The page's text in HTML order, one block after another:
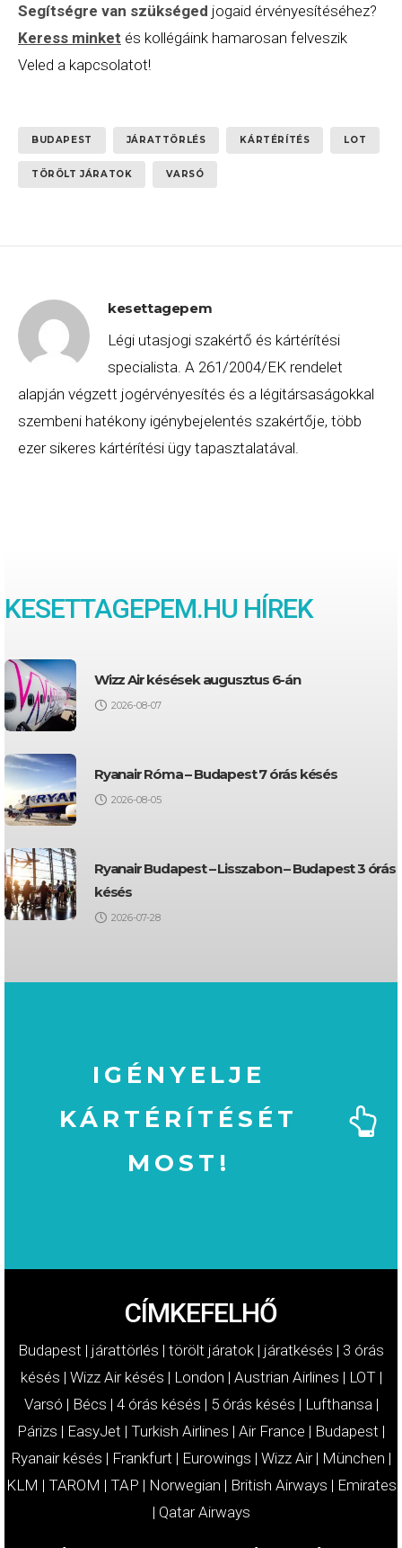
Segítségre van szükséged jogaid érvényesítéséhez?
Keress minket és kollégáink hamarosan felveszik
Veled a kapcsolatot!
BUDAPEST JÁRATTÖRLÉS KÁRTÉRÍTÉS LOT
TÖRÖLT JÁRATOK VARSÓ
kesettagepem
Légi utasjogi szakértő és kártérítési
specialista. A 261/2004/EK rendelet
alapján végzett jogérvényesítés és a légitársaságokkal
szembeni hatékony igénybejelentés szakértője, több
ezer sikeres kártérítési ügy tapasztalatával.
KESETTAGEPEM.HU HÍREK
Wizz Air késések augusztus 6-án
2026-08-07
Ryanair Róma – Budapest 7 órás késés
2026-08-05
Ryanair Budapest – Lisszabon – Budapest 3 órás
késés
2026-07-28
IGÉNYELJE
KÁRTÉRÍTÉSÉT
MOST!
CÍMKEFELHŐ
Budapest | járattörlés | törölt járatok | járatkésés | 3 órás
késés | Wizz Air késés | London | Austrian Airlines | LOT|
Varsó | Bécs | 4 órás késés | 5 órás késés | Lufthansa |
Párizs | EasyJet | Turkish Airlines | Air France | Budapest |
Ryanair késés | Frankfurt | Eurowings | Wizz Air| München |
KLM | TAROM | TAP | Norwegian | British Airways | Emirates
| Qatar Airways